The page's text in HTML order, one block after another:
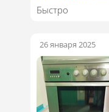
Быстро
26 января 2025